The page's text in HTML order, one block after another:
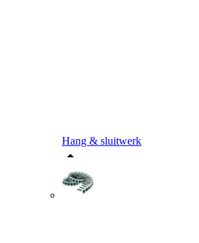
Hang & sluitwerk